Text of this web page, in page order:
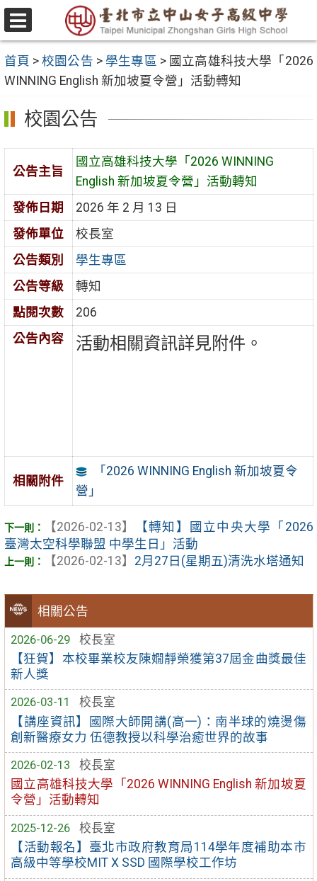
跳
至
要
內
容
區
選
單
首頁 >校園公告 > 學生專區 > 國立高雄科技大學「2026
WINNING English 新加坡夏令營」活動轉知
相關公告
2026-06-29
校長室
【狂賀】本校畢業校友陳嫺靜榮獲第37屆金曲獎最佳
新人獎
2026-03-11
校長室
【講座資訊】國際大師開講(高一)：南半球的燒燙傷
創新醫療女力 伍德教授以科學治癒世界的故事
2026-02-13
校長室
國立高雄科技大學「2026 WINNING English 新加坡夏
令營」活動轉知
2025-12-26
校長室
【活動報名】臺北市政府教育局114學年度補助本市
高級中等學校MIT X SSD 國際學校工作坊
校園公告
公告主旨
國立高雄科技大學「2026 WINNING
English 新加坡夏令營」活動轉知
發佈日期
2026 年 2 月 13 日
發佈單位
校長室
公告類別
學生專區
公告等級
轉知
點閱次數
206
公告內容
活動相關資訊詳見附件。
相關附件
「2026 WINNING English 新加坡夏令
營」
【2026-02-13】
【轉知】國立中央大學「2026
臺灣太空科學聯盟 中學生日」活動
【2026-02-13】 2月27日(星期五)清洗水塔通知